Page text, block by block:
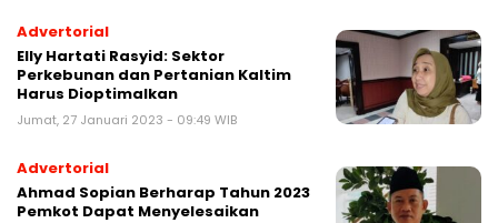
Advertorial
Elly Hartati Rasyid: Sektor
Perkebunan dan Pertanian Kaltim
Harus Dioptimalkan
Jumat, 27 Januari 2023 - 09:49 WIB
Advertorial
Ahmad Sopian Berharap Tahun 2023
Pemkot Dapat Menyelesaikan